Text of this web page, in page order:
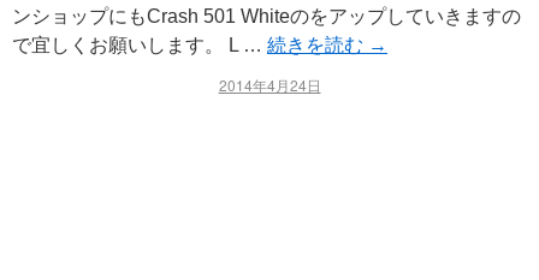
ンショップにもCrash 501 Whiteのをアップしていきますの
で宜しくお願いします。 L … 続きを読む →
2014年4月24日